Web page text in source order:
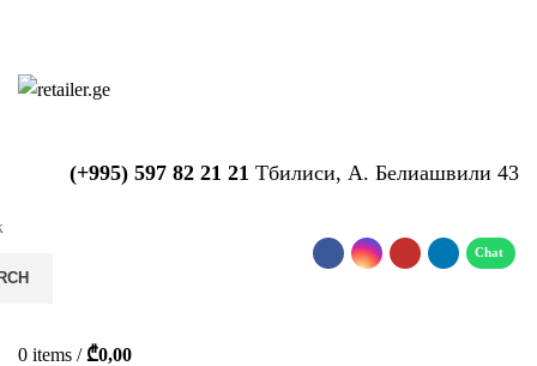
(+995) 597 82 21 21 Тбилиси, А. Белиашвили 43
0 items / ₾0,00